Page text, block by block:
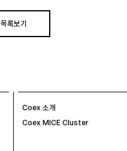
목록보기
Coex 소개
Coex MICE Cluster